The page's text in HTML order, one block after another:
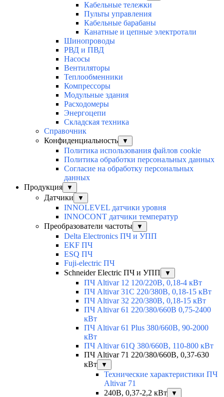
Кабельные тележки
Пульты управления
Кабельные барабаны
Канатные и цепные электротали
Шинопроводы
РВД и ПВД
Насосы
Вентиляторы
Теплообменники
Компрессоры
Модульные здания
Расходомеры
Энергоцепи
Складская техника
Справочник
Конфиденциальность
▼
Политика использования файлов cookie
Политика обработки персональных данных
Согласие на обработку персональных
данных
Продукция
▼
Датчики ▼
INNOLEVEL датчики уровня
INNOCONT датчики температур
Преобразователи частоты
▼
Delta Electronics ПЧ и УПП
EKF ПЧ
ESQ ПЧ
Fuji-electric ПЧ
Schneider Electric ПЧ и УПП
▼
ПЧ Altivar 12 120/220В, 0,18-4 кВт
ПЧ Altivar 31C 220/380В, 0,18-15 кВт
ПЧ Altivar 32 220/380В, 0,18-15 кВт
ПЧ Altivar 61 220/380/660В 0,75-2400
кВт
ПЧ Altivar 61 Plus 380/660В, 90-2000
кВт
ПЧ Altivar 61Q 380/660В, 110-800 кВт
ПЧ Altivar 71 220/380/660В, 0,37-630
кВт
▼
Технические характеристики ПЧ
Altivar 71
240В, 0,37-2,2 кВт
▼